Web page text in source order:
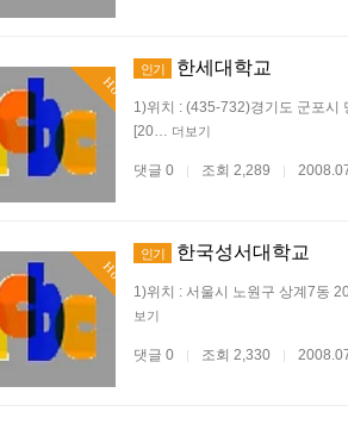
Hot
인기 한세대학교
1)위치 : (435-732)경기도 군포시
[20… 더보기
댓글 0 | 조회 2,289 |
Hot
인기 한국성서대학교
1)위치 : 서울시 노원구 상계7동
보기
댓글 0 | 조회 2,330 |